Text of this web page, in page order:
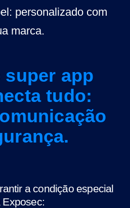
personalizado com
marca.
super app
tudo:
a condição especial
Exposec: